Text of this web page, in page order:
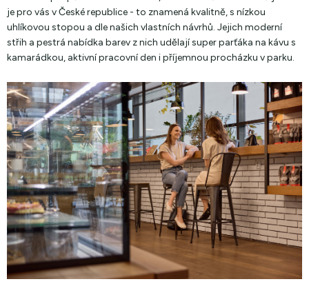
je pro vás v České republice - to znamená kvalitně, s nízkou
uhlíkovou stopou a dle našich vlastních návrhů. Jejich moderní
střih a pestrá nabídka barev z nich udělají super parťáka na kávu s
kamarádkou, aktivní pracovní den i příjemnou procházku v parku.